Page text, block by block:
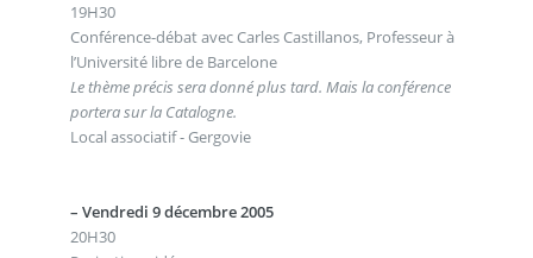
19H30
Conférence-débat avec Carles Castillanos, Professeur à
l’Université libre de Barcelone
Le thème précis sera donné plus tard. Mais la conférence
portera sur la Catalogne.
Local associatif - Gergovie
– Vendredi 9 décembre 2005
20H30